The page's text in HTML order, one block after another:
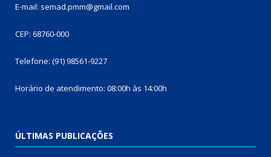
E-mail: semad.pmm@gmail.com
CEP: 68760-000
Telefone: (91) 98561-9227
Horário de atendimento: 08:00h às 14:00h
ÚLTIMAS PUBLICAÇÕES